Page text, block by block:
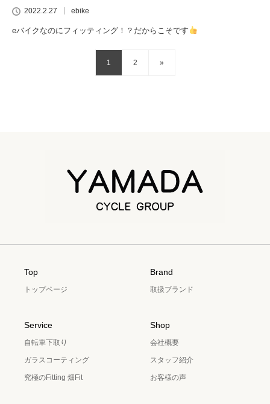
2022.2.27 ebike
eバイクなのにフィッティング！？だからこそです
1 2 »
Top
トップページ
Brand
取扱ブランド
Service
自転車下取り
ガラスコーティング
究極のFitting 畑Fit
Shop
会社概要
スタッフ紹介
お客様の声